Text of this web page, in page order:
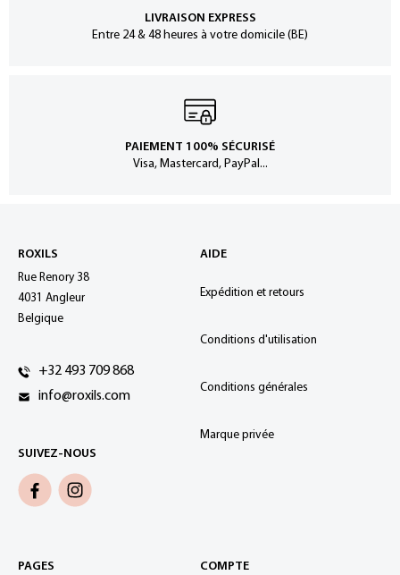
LIVRAISON EXPRESS
Entre 24 & 48 heures à votre domicile (BE)
PAIEMENT 100% SÉCURISÉ
Visa, Mastercard, PayPal...
ROXILS
Rue Renory 38
4031 Angleur
Belgique
+32 493 709 868
info@roxils.com
SUIVEZ-NOUS
AIDE
Expédition et retours
Conditions d'utilisation
Conditions générales
Marque privée
PAGES COMPTE